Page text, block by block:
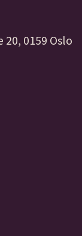
20, 0159 Oslo